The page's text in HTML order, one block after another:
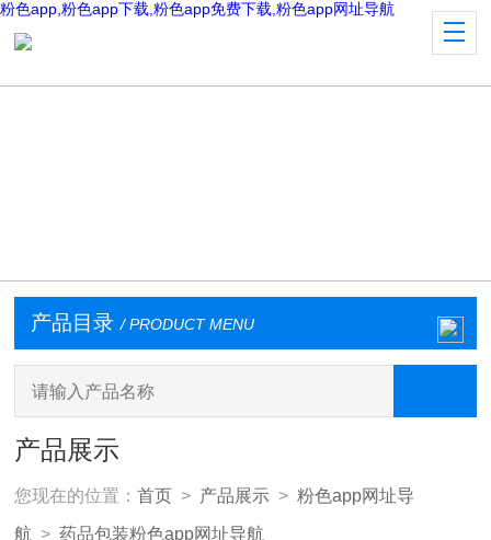
粉色app,粉色app下载,粉色app免费下载,粉色app网址导航
产品目录 / PRODUCT MENU
产品展示
您现在的位置：首页 > 产品展示 >粉色app网址导
航 >药品包装粉色app网址导航